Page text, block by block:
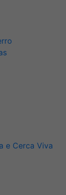
e Cerca Viva